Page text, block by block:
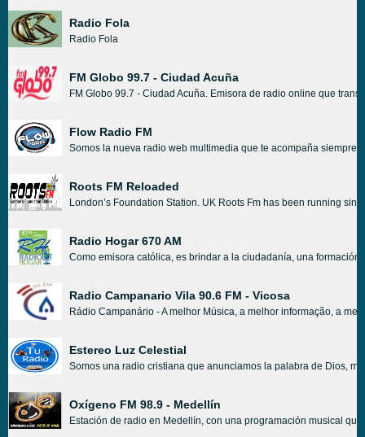
Radio Fola
Radio Fola
FM Globo 99.7 - Ciudad Acuña
FM Globo 99.7 - Ciudad Acuña. Emisora de radio online que
Flow Radio FM
Somos la nueva radio web multimedia que te acompaña
Roots FM Reloaded
London’s Foundation Station. UK Roots Fm has been running
Radio Hogar 670 AM
Como emisora católica, es brindar a la ciudadanía, una
Radio Campanario Vila 90.6 FM - Vicosa
Rádio Campanário - A melhor Música, a melhor informação, a
Estereo Luz Celestial
Somos una radio cristiana que anunciamos la palabra de Dios,
Oxígeno FM 98.9 - Medellín
Estación de radio en Medellín, con una programación musical